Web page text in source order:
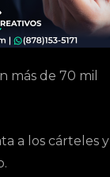
más de 70 mil
a los cárteles y